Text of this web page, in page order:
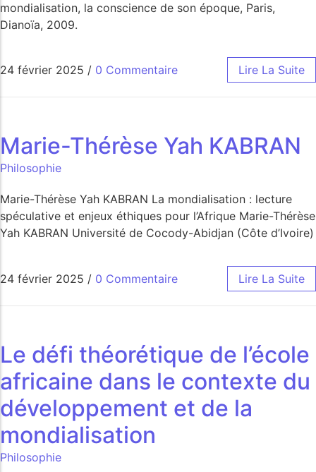
mondialisation, la conscience de son époque, Paris,
Dianoïa, 2009.
24 février 2025 / 0 Commentaire Lire La Suite
Marie-Thérèse Yah KABRAN
Philosophie
Marie-Thérèse Yah KABRAN La mondialisation : lecture
spéculative et enjeux éthiques pour l’Afrique Marie-Thérèse
Yah KABRAN Université de Cocody-Abidjan (Côte d’Ivoire)
24 février 2025 / 0 Commentaire Lire La Suite
Le défi théorétique de l’école
africaine dans le contexte du
développement et de la
mondialisation
Philosophie